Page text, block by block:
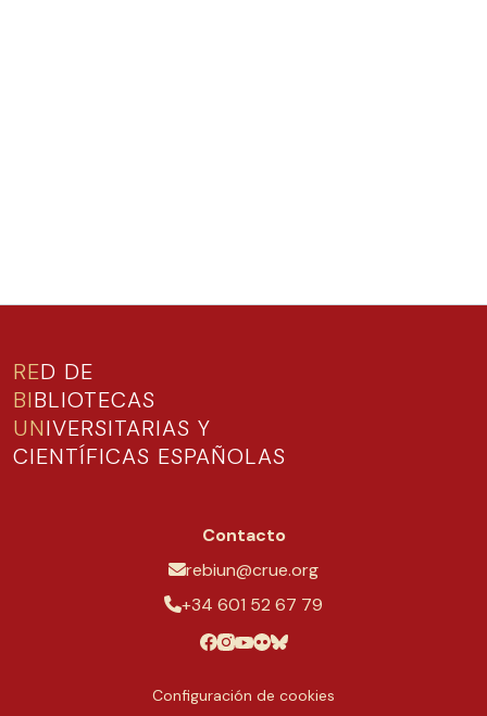
RED DE
BIBLIOTECAS
UNIVERSITARIAS Y
CIENTÍFICAS ESPAÑOLAS
Contacto
rebiun@crue.org
+34 601 52 67 79
Configuración de cookies